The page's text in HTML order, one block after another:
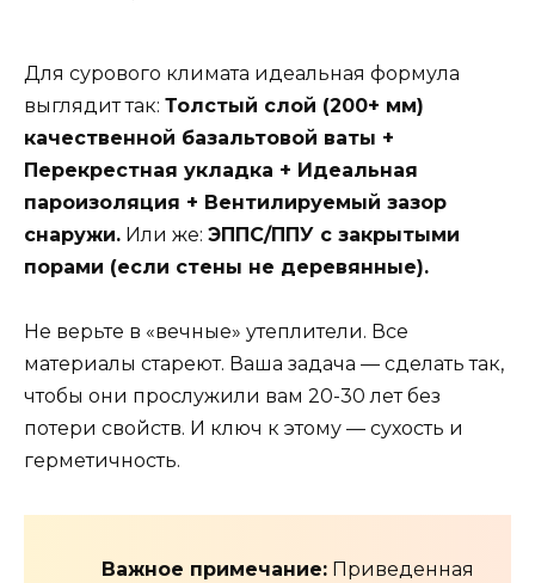
Для сурового климата идеальная формула
выглядит так: Толстый слой (200+ мм)
качественной базальтовой ваты +
Перекрестная укладка + Идеальная
пароизоляция + Вентилируемый зазор
снаружи. Или же: ЭППС/ППУ с закрытыми
порами (если стены не деревянные).
Не верьте в «вечные» утеплители. Все
материалы стареют. Ваша задача — сделать так,
чтобы они прослужили вам 20-30 лет без
потери свойств. И ключ к этому — сухость и
герметичность.
Важное примечание: Приведенная